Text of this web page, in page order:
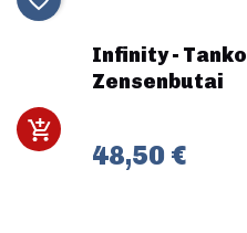
Infinity - Tanko
Zensenbutai
48,50 €